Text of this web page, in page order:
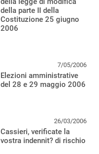
della parte II della
Costituzione 25 giugno
2006
7/05/2006
Elezioni amministrative
del 28 e 29 maggio 2006
26/03/2006
Cassieri, verificate la
vostra indennit? di rischio